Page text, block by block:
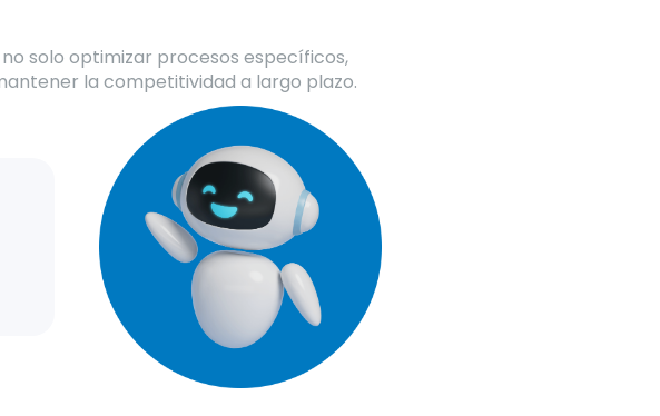
solo optimizar procesos específicos,
la competitividad a largo plazo.